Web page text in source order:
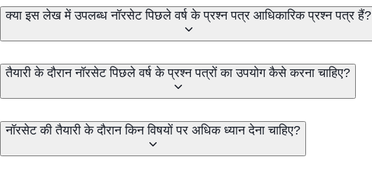
क्या इस लेख में उपलब्ध नॉरसेट पिछले वर्ष के प्रश्न पत्र आधिकारिक प्रश्न पत्र हैं?
तैयारी के दौरान नॉरसेट पिछले वर्ष के प्रश्न पत्रों का उपयोग कैसे करना चाहिए?
नॉरसेट की तैयारी के दौरान किन विषयों पर अधिक ध्यान देना चाहिए?